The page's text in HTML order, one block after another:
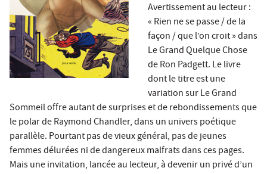
Avertissement au lecteur :
« Rien ne se passe / de la
façon / que l’on croit » dans
Le Grand Quelque Chose
de Ron Padgett. Le livre
dont le titre est une
variation sur Le Grand
Sommeil offre autant de surprises et de rebondissements que
le polar de Raymond Chandler, dans un univers poétique
parallèle. Pourtant pas de vieux général, pas de jeunes
femmes délurées ni de dangereux malfrats dans ces pages.
Mais une invitation, lancée au lecteur, à devenir un privé d’un